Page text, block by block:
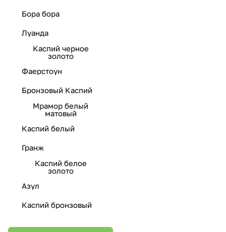
Бора бора
Луанда
Каспий черное
золото
Фаерстоун
Бронзовый Каспий
Мрамор белый
матовый
Каспий белый
Гранж
Каспий белое
золото
Азул
Каспий бронзовый